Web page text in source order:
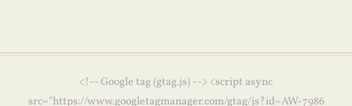
<!-- Google tag (gtag.js) --> <script async
src="https://www.googletagmanager.com/gtag/js?id=AW-7986